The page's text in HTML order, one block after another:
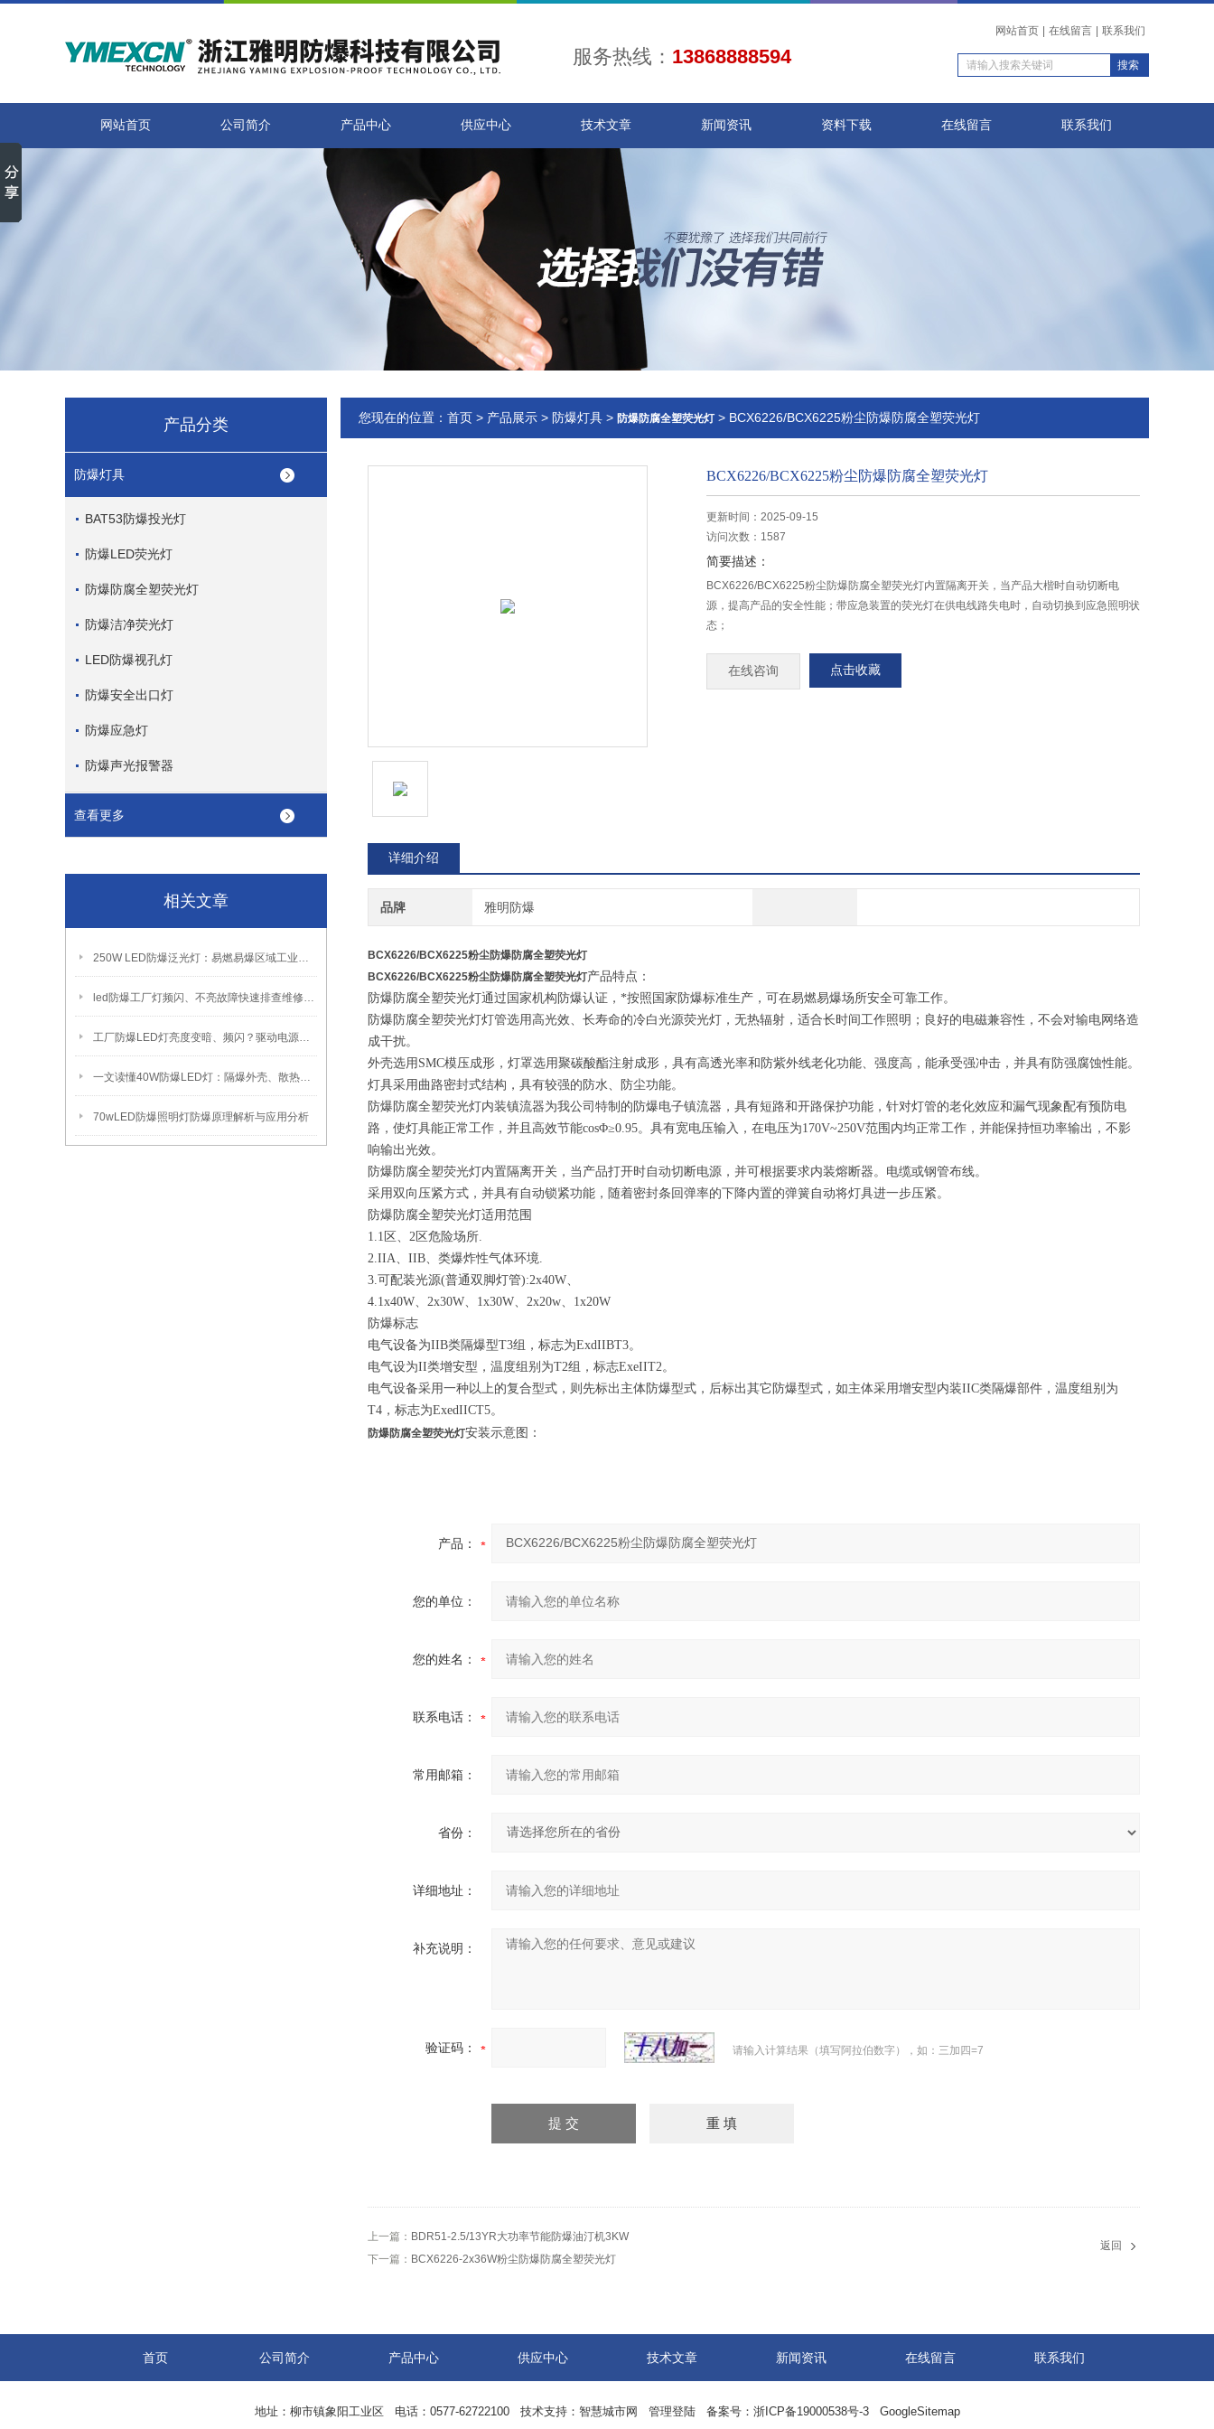
服务热线： 13868888594
网站首页 在线留言 联系我们
网站首页 公司简介 产品中心 供应中心 技术文章 新闻资讯 资料下载 在线留言 联系我们
产品分类
防爆灯具
BAT53防爆投光灯
防爆LED荧光灯
防爆防腐全塑荧光灯
防爆洁净荧光灯
LED防爆视孔灯
防爆安全出口灯
防爆应急灯
防爆声光报警器
查看更多
相关文章
250W LED防爆泛光灯：易燃易爆区域工业固定照明装置
led防爆工厂灯频闪、不亮故障快速排查维修方法
工厂防爆LED灯亮度变暗、频闪？驱动电源故障检修方法
一文读懂40W防爆LED灯：隔爆外壳、散热、防爆认证原理
70wLED防爆照明灯防爆原理解析与应用分析
您现在的位置： 首页 > 产品展示 > 防爆灯具 > 防爆防腐全塑荧光灯> BCX6226/BCX6225粉尘防爆防腐全塑荧光灯
BCX6226/BCX6225粉尘防爆防腐全塑荧光灯
更新时间：2025-09-15
访问次数：1587
简要描述：
BCX6226/BCX6225粉尘防爆防腐全塑荧光灯内置隔离开关，当产品大楷时自动切断电
源，提高产品的安全性能；带应急装置的荧光灯在供电线路失电时，自动切换到应急照明状
态；
在线咨询 点击收藏
详细介绍
品牌 雅明防爆
BCX6226/BCX6225粉尘防爆防腐全塑荧光灯
BCX6226/BCX6225粉尘防爆防腐全塑荧光灯产品特点：
防爆防腐全塑荧光灯通过国家机构防爆认证，*按照国家防爆标准生产，可在易燃易爆场所安全可靠工作。
防爆防腐全塑荧光灯灯管选用高光效、长寿命的冷白光源荧光灯，无热辐射，适合长时间工作照明；良好的电磁兼容性，不会对输电网络造
成干扰。
外壳选用SMC模压成形，灯罩选用聚碳酸酯注射成形，具有高透光率和防紫外线老化功能、强度高，能承受强冲击，并具有防强腐蚀性能。
灯具采用曲路密封式结构，具有较强的防水、防尘功能。
防爆防腐全塑荧光灯内装镇流器为我公司特制的防爆电子镇流器，具有短路和开路保护功能，针对灯管的老化效应和漏气现象配有预防电
路，使灯具能正常工作，并且高效节能cosΦ≥0.95。具有宽电压输入，在电压为170V~250V范围内均正常工作，并能保持恒功率输出，不影
响输出光效。
防爆防腐全塑荧光灯内置隔离开关，当产品打开时自动切断电源，并可根据要求内装熔断器。电缆或钢管布线。
采用双向压紧方式，并具有自动锁紧功能，随着密封条回弹率的下降内置的弹簧自动将灯具进一步压紧。
防爆防腐全塑荧光灯适用范围
1.1区、2区危险场所.
2.IIA、IIB、类爆炸性气体环境.
3.可配装光源(普通双脚灯管):2x40W、
4.1x40W、2x30W、1x30W、2x20w、1x20W
防爆标志
电气设备为IIB类隔爆型T3组，标志为ExdIIBT3。
电气设为II类增安型，温度组别为T2组，标志ExeIIT2。
电气设备采用一种以上的复合型式，则先标出主体防爆型式，后标出其它防爆型式，如主体采用增安型内装IIC类隔爆部件，温度组别为
T4，标志为ExedIICT5。
防爆防腐全塑荧光灯安装示意图：
产品：
您的单位：
您的姓名：
联系电话：
常用邮箱：
省份：
详细地址：
补充说明：
验证码： 请输入计算结果（填写阿拉伯数字），如：三加四=7
上一篇： BDR51-2.5/13YR大功率节能防爆油汀机3KW
下一篇： BCX6226-2x36W粉尘防爆防腐全塑荧光灯
返回
首页 公司简介 产品中心 供应中心 技术文章 新闻资讯 在线留言 联系我们
地址：柳市镇象阳工业区 电话：0577-62722100 技术支持： 智慧城市网 管理登陆备案号： 浙ICP备19000538号-3 GoogleSitemap